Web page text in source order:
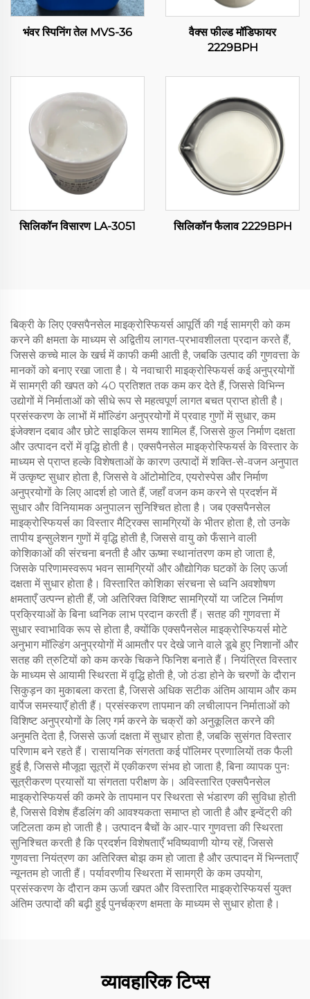
भंवर स्पिनिंग तेल MVS-36
वैक्स फील्ड मॉडिफायर
2229BPH
सिलिकॉन विसारण LA-3051 सिलिकॉन फैलाव 2229BPH
बिक्री के लिए एक्सपैनसेल माइक्रोस्फियर्स आपूर्ति की गई सामग्री को कम
करने की क्षमता के माध्यम से अद्वितीय लागत-प्रभावशीलता प्रदान करते हैं,
जिससे कच्चे माल के खर्च में काफी कमी आती है, जबकि उत्पाद की गुणवत्ता के
मानकों को बनाए रखा जाता है। ये नवाचारी माइक्रोस्फियर्स कई अनुप्रयोगों
में सामग्री की खपत को 40 प्रतिशत तक कम कर देते हैं, जिससे विभिन्न
उद्योगों में निर्माताओं को सीधे रूप से महत्वपूर्ण लागत बचत प्राप्त होती है।
प्रसंस्करण के लाभों में मॉल्डिंग अनुप्रयोगों में प्रवाह गुणों में सुधार, कम
इंजेक्शन दबाव और छोटे साइकिल समय शामिल हैं, जिससे कुल निर्माण दक्षता
और उत्पादन दरों में वृद्धि होती है। एक्सपैनसेल माइक्रोस्फियर्स के विस्तार के
माध्यम से प्राप्त हल्के विशेषताओं के कारण उत्पादों में शक्ति-से-वजन अनुपात
में उत्कृष्ट सुधार होता है, जिससे वे ऑटोमोटिव, एयरोस्पेस और निर्माण
अनुप्रयोगों के लिए आदर्श हो जाते हैं, जहाँ वजन कम करने से प्रदर्शन में
सुधार और विनियामक अनुपालन सुनिश्चित होता है। जब एक्सपैनसेल
माइक्रोस्फियर्स का विस्तार मैट्रिक्स सामग्रियों के भीतर होता है, तो उनके
तापीय इन्सुलेशन गुणों में वृद्धि होती है, जिससे वायु को फँसाने वाली
कोशिकाओं की संरचना बनती है और ऊष्मा स्थानांतरण कम हो जाता है,
जिसके परिणामस्वरूप भवन सामग्रियों और औद्योगिक घटकों के लिए ऊर्जा
दक्षता में सुधार होता है। विस्तारित कोशिका संरचना से ध्वनि अवशोषण
क्षमताएँ उत्पन्न होती हैं, जो अतिरिक्त विशिष्ट सामग्रियों या जटिल निर्माण
प्रक्रियाओं के बिना ध्वनिक लाभ प्रदान करती हैं। सतह की गुणवत्ता में
सुधार स्वाभाविक रूप से होता है, क्योंकि एक्सपैनसेल माइक्रोस्फियर्स मोटे
अनुभाग मॉल्डिंग अनुप्रयोगों में आमतौर पर देखे जाने वाले डूबे हुए निशानों और
सतह की त्रुटियों को कम करके चिकने फिनिश बनाते हैं। नियंत्रित विस्तार
के माध्यम से आयामी स्थिरता में वृद्धि होती है, जो ठंडा होने के चरणों के दौरान
सिकुड़न का मुकाबला करता है, जिससे अधिक सटीक अंतिम आयाम और कम
वार्पेज समस्याएँ होती हैं। प्रसंस्करण तापमान की लचीलापन निर्माताओं को
विशिष्ट अनुप्रयोगों के लिए गर्म करने के चक्रों को अनुकूलित करने की
अनुमति देता है, जिससे ऊर्जा दक्षता में सुधार होता है, जबकि सुसंगत विस्तार
परिणाम बने रहते हैं। रासायनिक संगतता कई पॉलिमर प्रणालियों तक फैली
हुई है, जिससे मौजूदा सूत्रों में एकीकरण संभव हो जाता है, बिना व्यापक पुनः
सूत्रीकरण प्रयासों या संगतता परीक्षण के। अविस्तारित एक्सपैनसेल
माइक्रोस्फियर्स की कमरे के तापमान पर स्थिरता से भंडारण की सुविधा होती
है, जिससे विशेष हैंडलिंग की आवश्यकता समाप्त हो जाती है और इन्वेंट्री की
जटिलता कम हो जाती है। उत्पादन बैचों के आर-पार गुणवत्ता की स्थिरता
सुनिश्चित करती है कि प्रदर्शन विशेषताएँ भविष्यवाणी योग्य रहें, जिससे
गुणवत्ता नियंत्रण का अतिरिक्त बोझ कम हो जाता है और उत्पादन में भिन्नताएँ
न्यूनतम हो जाती हैं। पर्यावरणीय स्थिरता में सामग्री के कम उपयोग,
प्रसंस्करण के दौरान कम ऊर्जा खपत और विस्तारित माइक्रोस्फियर्स युक्त
अंतिम उत्पादों की बढ़ी हुई पुनर्चक्रण क्षमता के माध्यम से सुधार होता है।
व्यावहारिक टिप्स